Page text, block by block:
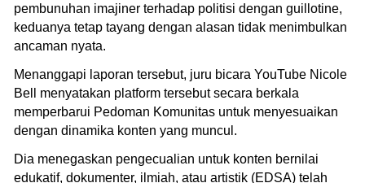
pembunuhan imajiner terhadap politisi dengan guillotine,
keduanya tetap tayang dengan alasan tidak menimbulkan
ancaman nyata.
Menanggapi laporan tersebut, juru bicara YouTube Nicole
Bell menyatakan platform tersebut secara berkala
memperbarui Pedoman Komunitas untuk menyesuaikan
dengan dinamika konten yang muncul.
Dia menegaskan pengecualian untuk konten bernilai
edukatif, dokumenter, ilmiah, atau artistik (EDSA) telah